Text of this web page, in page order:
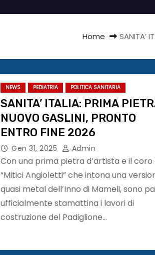
Home SANITA’
NEWS PEDIATRIA POLITICA SANITARIA
SANITA’ ITALIA: PRIMA
NUOVO GASLINI, PRONTO
ENTRO FINE 2026
Gen 31, 2025 Admin
Con una prima pietra d’artista e il coro
“Mitici Angioletti” che intona una
quasi metal dell’Inno di Mameli, sono
ufficialmente stamattina i lavori di
costruzione del Padiglione…